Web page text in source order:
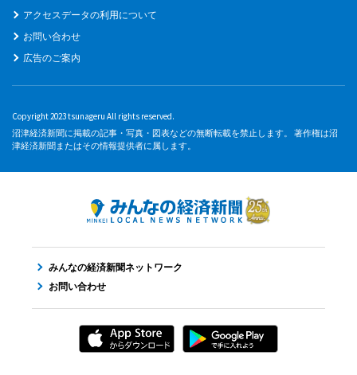
アクセスデータの利用について
お問い合わせ
広告のご案内
Copyright 2023 tsunageru All rights reserved.
沼津経済新聞に掲載の記事・写真・図表などの無断転載を禁止します。 著作権は沼
津経済新聞またはその情報提供者に属します。
みんなの経済新聞ネットワーク
お問い合わせ